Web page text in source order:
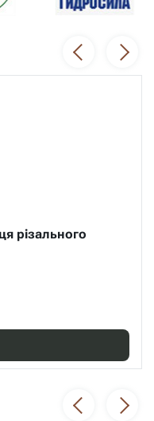
приймального